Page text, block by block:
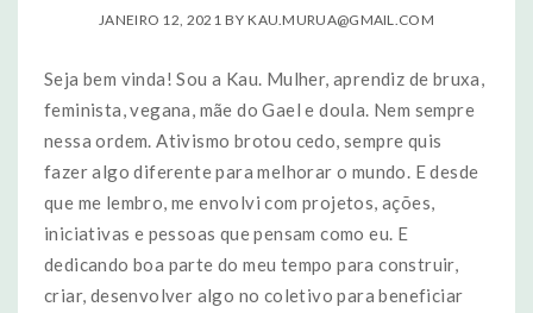
JANEIRO 12, 2021 BY KAU.MURUA@GMAIL.COM
Seja bem vinda! Sou a Kau. Mulher, aprendiz de bruxa,
feminista, vegana, mãe do Gael e doula. Nem sempre
nessa ordem. Ativismo brotou cedo, sempre quis
fazer algo diferente para melhorar o mundo. E desde
que me lembro, me envolvi com projetos, ações,
iniciativas e pessoas que pensam como eu. E
dedicando boa parte do meu tempo para construir,
criar, desenvolver algo no coletivo para beneficiar